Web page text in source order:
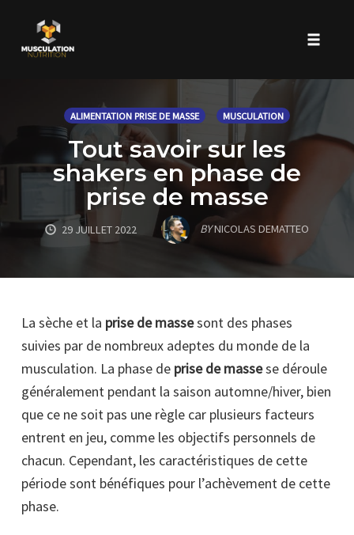
ALIMENTATION PRISE DE MASSE MUSCULATION
Tout savoir sur les
shakers en phase de
prise de masse
29 JUILLET 2022 BYNICOLAS DEMATTEO
La sèche et la prise de massesont des phases
suivies par de nombreux adeptes du monde de la
musculation. La phase de prise de massese déroule
généralement pendant la saison automne/hiver, bien
que ce ne soit pas une règle car plusieurs facteurs
entrent en jeu, comme les objectifs personnels de
chacun. Cependant, les caractéristiques de cette
période sont bénéfiques pour l’achèvement de cette
phase.